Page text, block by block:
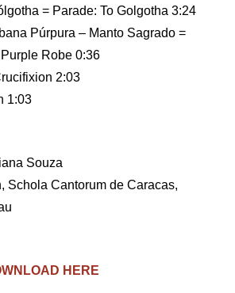
= Parade: To Golgotha 3:24
Púrpura – Manto Sagrado =
Robe 0:36
2:03
1:03
Souza
Schola Cantorum de Caracas,
HERE